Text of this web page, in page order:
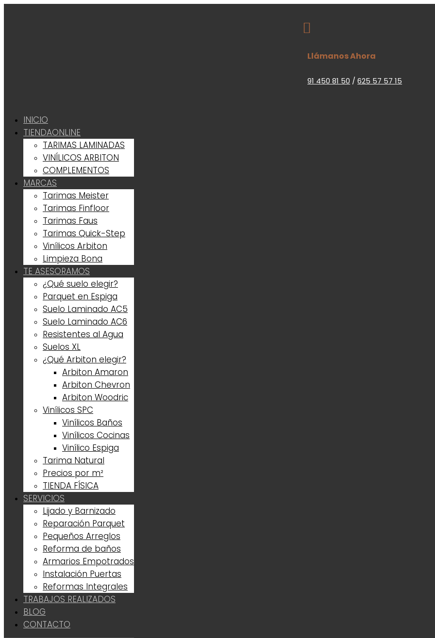

Llámanos Ahora
91 450 81 50 /625 57 57 15
INICIO
TIENDAONLINE
TARIMAS LAMINADAS
VINÍLICOS ARBITON
COMPLEMENTOS
MARCAS
Tarimas Meister
Tarimas Finfloor
Tarimas Faus
Tarimas Quick-Step
Vinílicos Arbiton
Limpieza Bona
TE ASESORAMOS
¿Qué suelo elegir?
Parquet en Espiga
Suelo Laminado AC5
Suelo Laminado AC6
Resistentes al Agua
Suelos XL
¿Qué Arbiton elegir?
Arbiton Amaron
Arbiton Chevron
Arbiton Woodric
Vinílicos SPC
Vinílicos Baños
Vinílicos Cocinas
Vinílico Espiga
Tarima Natural
Precios por m²
TIENDA FÍSICA
SERVICIOS
Lijado y Barnizado
Reparación Parquet
Pequeños Arreglos
Reforma de baños
Armarios Empotrados
Instalación Puertas
Reformas Integrales
TRABAJOS REALIZADOS
BLOG
CONTACTO